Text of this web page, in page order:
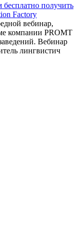
получить
Factory
вебинар,
компании PROMT
Вебинар
лингвистич